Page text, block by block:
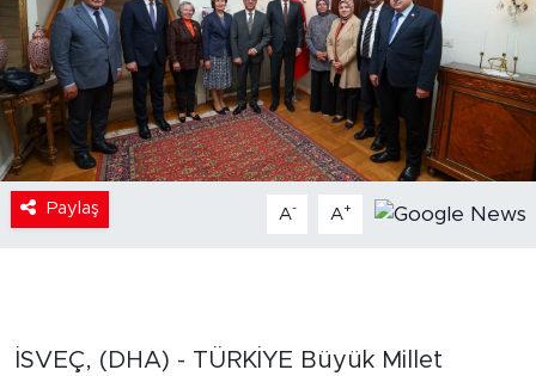
Paylaş A- A+
İSVEÇ, (DHA) - TÜRKİYE Büyük Millet